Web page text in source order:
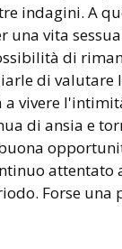
indagini. A
vita
di
di
vivere
di ansia e
Forse